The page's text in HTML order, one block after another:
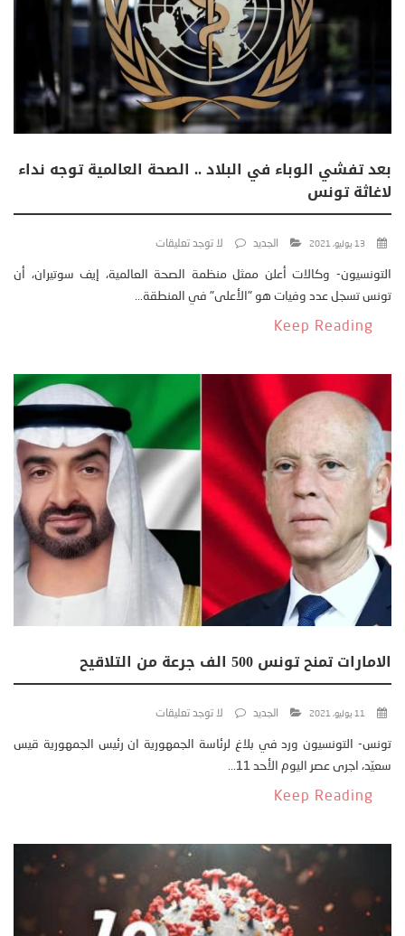
بعد تفشي الوباء في البلاد .. الصحة العالمية توجه نداء
لاغاثة تونس
13 يوليو، 2021 الجديد لا توجد تعليقات
التونسيون- وكالات أعلن ممثل منظمة الصحة العالمية، إيف سوتيران، أن
تونس تسجل عدد وفيات هو "الأعلى" في المنطقة...
Keep Reading
الامارات تمنح تونس 500 الف جرعة من التلاقيح
11 يوليو، 2021 الجديد لا توجد تعليقات
تونس- التونسيون ورد في بلاغ لرئاسة الجمهورية ان رئيس الجمهورية قيس
سعيّد، اجرى عصر اليوم الأحد 11...
Keep Reading